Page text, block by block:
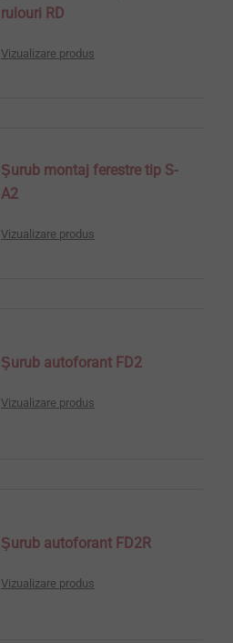
rulouri RD
Vizualizare produs
Şurub montaj ferestre tip S-
A2
Vizualizare produs
Şurub autoforant FD2
Vizualizare produs
Şurub autoforant FD2R
Vizualizare produs